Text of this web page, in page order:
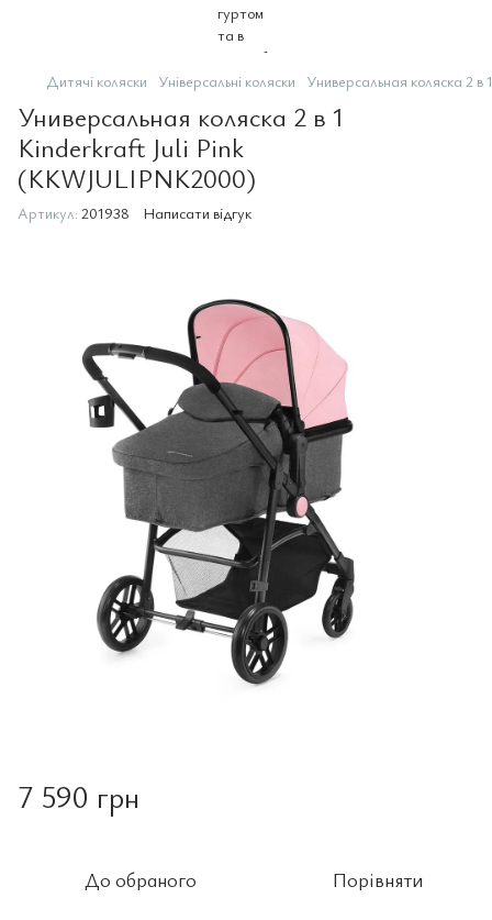
Дитячі коляски Універсальні коляски Универсальная коляска 2
Универсальная коляска 2 в 1
Kinderkraft Juli Pink
(KKWJULIPNK2000)
Артикул: 201938 Написати відгук
7 590 грн
До обраного Порівняти